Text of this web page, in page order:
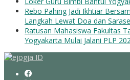
Rebo Pahing Jadi Ikhtiar
Langkah Lewat Doa dan
Ratusan Mahasiswa Fakultas
Yogyakarta Mulai Jalani PLP